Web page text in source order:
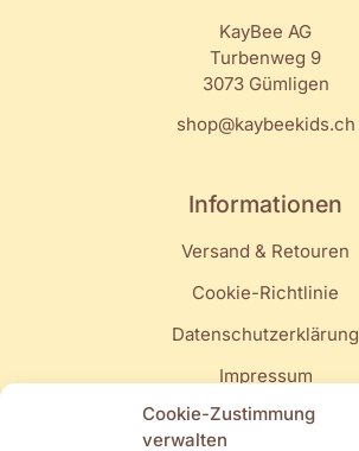
Cookie-Zustimmung
verwalten
KayBee AG
Turbenweg 9
3073 Gümligen
shop@kaybeekids.ch
Informationen
Versand & Retouren
Cookie-Richtlinie
Datenschutzerklärung
Impressum
Quick Links